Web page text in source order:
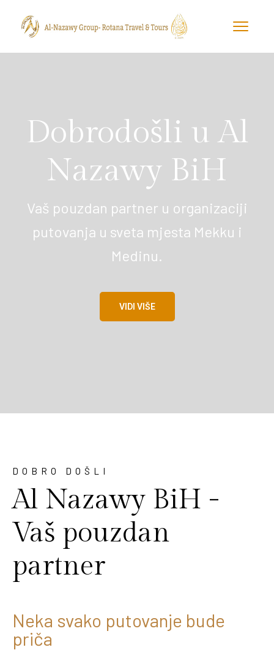
Dobrodošli u Al
Nazawy BiH
Vaš pouzdan partner u organizaciji
putovanja u sveta mjesta Mekku i
Medinu.
VIDI VIŠE
DOBRO DOŠLI
Al Nazawy BiH -
Vaš pouzdan
partner
Neka svako putovanje bude
priča